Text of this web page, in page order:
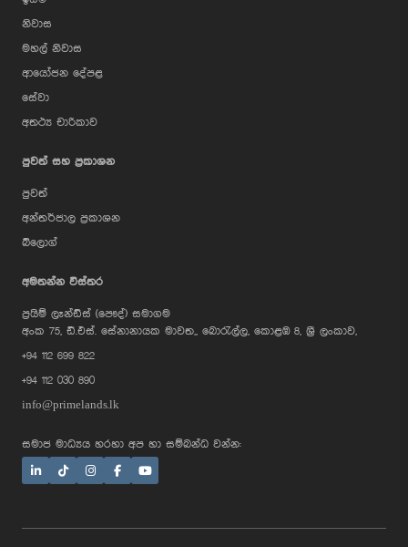
නිවාස
මහල් නිවාස
ආයෝජන දේපළ
සේවා
අතථ්‍ය චාරිකාව
පුවත් සහ ප්‍රකාශන
පුවත්
අන්තර්ජාල ප්‍රකාශන
බ්ලොග්
අමතන්න විස්තර
ප්‍රයිම් ලෑන්ඩ්ස් (පෞද්) සමාගම
අංක 75, ඩී.එස්. සේනානායක මාවත,, බොරැල්ල, කොළඹ 8, ශ්‍රී ලංකාව,
+94 112 699 822
+94 112 030 890
info@primelands.lk
සමාජ මාධ්‍යය හරහා අප හා සම්බන්ධ වන්න:
Hi, I'm Prime Bee, Your AI